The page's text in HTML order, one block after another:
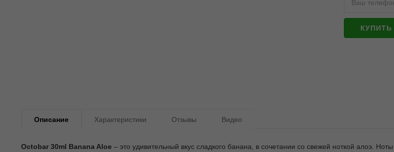
Описание Характеристики Отзывы Видео
Octobar 30ml Banana Aloe – это удивительный вкус сладкого банана, в сочетании со свежей ноткой алоэ.